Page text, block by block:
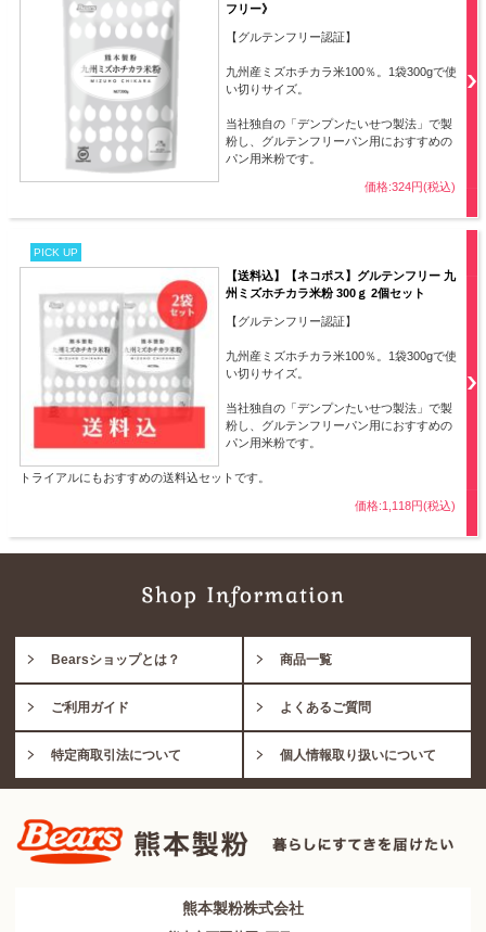
フリー》
【グルテンフリー認証】
九州産ミズホチカラ米100％。1袋300gで使
い切りサイズ。
当社独自の「デンプンたいせつ製法」で製
粉し、グルテンフリーパン用におすすめの
パン用米粉です。
価格:324円(税込)
PICK UP
【送料込】【ネコポス】グルテンフリー 九
州ミズホチカラ米粉 300ｇ 2個セット
【グルテンフリー認証】
九州産ミズホチカラ米100％。1袋300gで使
い切りサイズ。
当社独自の「デンプンたいせつ製法」で製
粉し、グルテンフリーパン用におすすめの
パン用米粉です。
トライアルにもおすすめの送料込セットです。
価格:1,118円(税込)
Bearsショップとは？ 商品一覧
ご利用ガイド よくあるご質問
特定商取引法について 個人情報取り扱いについて
熊本製粉株式会社